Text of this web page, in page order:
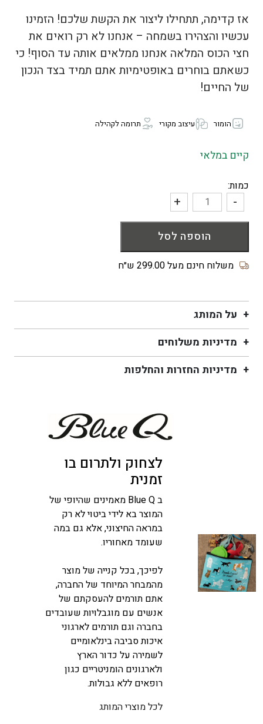
אז קדימה, תתחילו ליצור את הקשת שלכם! הזמינו
עכשיו והצהירו בשמחה – אנחנו לא רק רואים את
חצי הכוס המלאה אנחנו ממלאים אותה עד הסוף! כי
כשאתם בוחרים באופטימיות אתם תמיד בצד הנכון
של החיים!
הומור עיצוב מקורי תרומה לקהילה
קיים במלאי
כמות:
כמות
של
מטבעות
Bright
-
+
הוספה לסל
משלוח חינם מעל 299.00 ש״ח
על המותג
מדיניות משלוחים
מדיניות החזרות והחלפות
לצחוק ולתרום בו
זמנית
ב Blue Q מאמינים שהיופי של
המוצר בא לידי ביטוי לא רק
במראה החיצוני, אלא גם במה
שעומד מאחוריו.
לפיכך, בכל קנייה של מוצר
מהמבחר המיוחד של החברה,
אתם תורמים להעסקתם של
אנשים עם מוגבלויות שעובדים
בחברה וגם תורמים לארגוני
איכות סביבה בינלאומיים
לשמירה על כדור הארץ
ולארגונים הומניטריים כגון
רופאים ללא גבולות.
לכל מוצרי המותג